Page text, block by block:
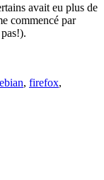
avait eu plus de
commencé par
, firefox,